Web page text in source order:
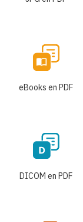
eBooks en PDF
DICOM en PDF